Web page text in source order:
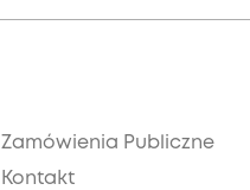
Zamówienia Publiczne
Kontakt